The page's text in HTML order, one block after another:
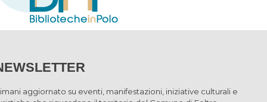
aggiornato su eventi, manifestazioni, iniziative culturali e